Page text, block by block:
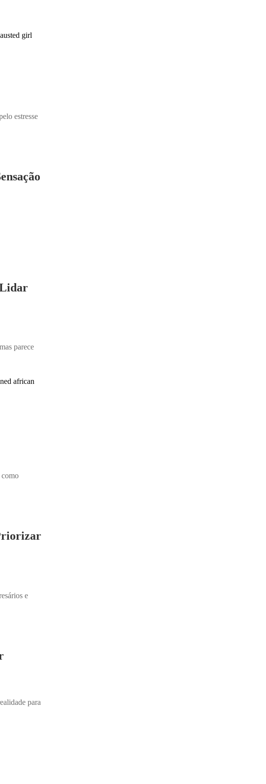
estresse
Lidar
parece
e
para